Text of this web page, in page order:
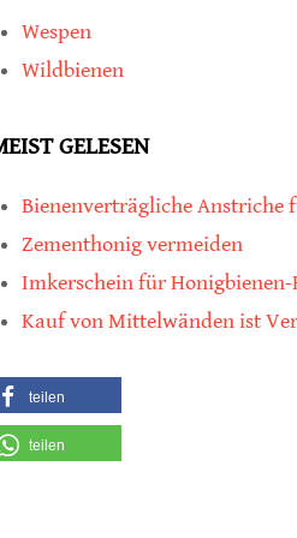
Wespen
Wildbienen
GELESEN
Bienenverträgliche Anstriche
Zementhonig vermeiden
Imkerschein für
Kauf von Mittelwänden ist
teilen
teilen